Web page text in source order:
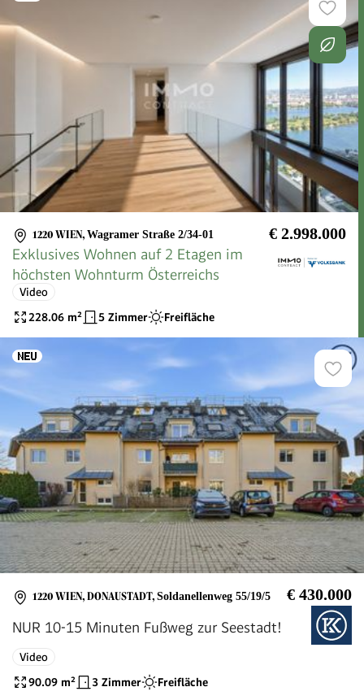
1220 WIEN, Wagramer Straße 2/34-01 € 2.998.000
Exklusives Wohnen auf 2 Etagen im
höchsten Wohnturm Österreichs
Video
228.06 m² 5 Zimmer Freifläche
1220 WIEN, DONAUSTADT, Soldanellenweg 55/19/5 € 430.000
NUR 10-15 Minuten Fußweg zur Seestadt!
Video
90.09 m² 3 Zimmer Freifläche